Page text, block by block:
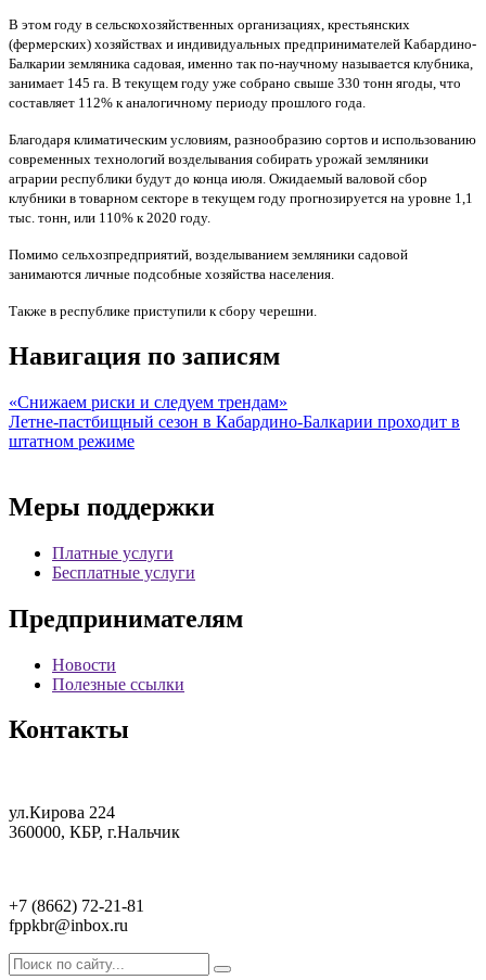
В этом году в сельскохозяйственных организациях, крестьянских
(фермерских) хозяйствах и индивидуальных предпринимателей Кабардино-
Балкарии земляника садовая, именно так по-научному называется клубника,
занимает 145 га. В текущем году уже собрано свыше 330 тонн ягоды, что
составляет 112% к аналогичному периоду прошлого года.
Благодаря климатическим условиям, разнообразию сортов и использованию
современных технологий возделывания собирать урожай земляники
аграрии республики будут до конца июля. Ожидаемый валовой сбор
клубники в товарном секторе в текущем году прогнозируется на уровне 1,1
тыс. тонн, или 110% к 2020 году.
Помимо сельхозпредприятий, возделыванием земляники садовой
занимаются личные подсобные хозяйства населения.
Также в республике приступили к сбору черешни.
Навигация по записям
«Снижаем риски и следуем трендам»
Летне-пастбищный сезон в Кабардино-Балкарии проходит в
штатном режиме
Меры поддержки
Платные услуги
Бесплатные услуги
Предпринимателям
Новости
Полезные ссылки
Контакты
ул.Кирова 224
360000, КБР, г.Нальчик
+7 (8662) 72-21-81
fppkbr@inbox.ru